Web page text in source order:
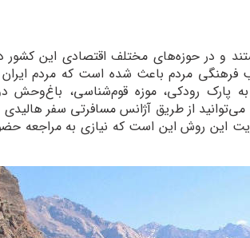
و در حوزه‌های مختلف اقتصادی این
مردم باعث شده است که مردم ایران
پارک رودکی، موزه قوم‌شناسی، باغ‌وحش
از طریق آژانس مسافرتی سفر
این روش این است که نیازی به مراجعه